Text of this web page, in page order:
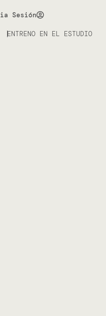
Sesión
ENTRENO EN EL ESTUDIO